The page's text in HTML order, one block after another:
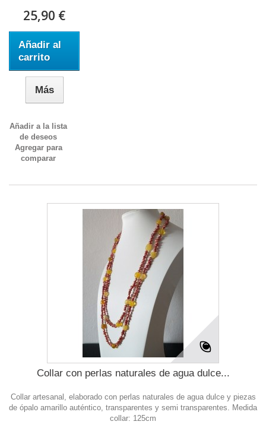
25,90 €
Añadir al
carrito
Más
Añadir a la lista
de deseos
Agregar para
comparar
Collar con perlas naturales de agua dulce...
Collar artesanal, elaborado con perlas naturales de agua dulce y piezas
de ópalo amarillo auténtico, transparentes y semi transparentes. Medida
collar: 125cm